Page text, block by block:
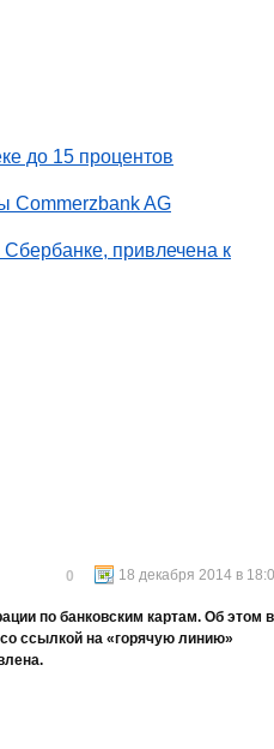
до 15 процентов
Commerzbank AG
привлечена к
18 декабря 2014 в
0
по банковским картам. Об этом
ссылкой на «горячую линию»